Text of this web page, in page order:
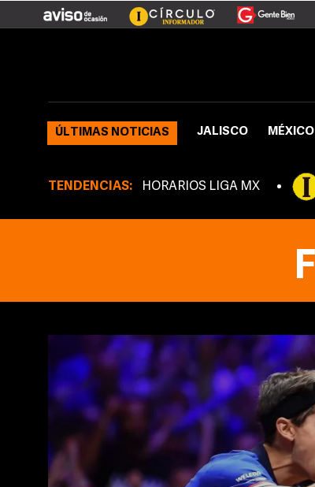
ÚLTIMAS NOTICIAS JALISCO MÉXICO
TENDENCIAS: HORARIOS LIGA MX